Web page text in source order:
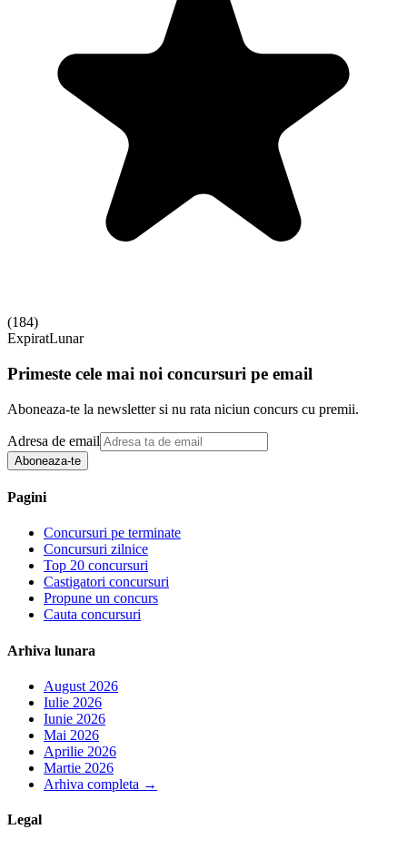
(184)
ExpiratLunar
Primeste cele mai noi concursuri pe email
Aboneaza-te la newsletter si nu rata niciun concurs cu premii.
Adresa de email
Aboneaza-te
Pagini
Concursuri pe terminate
Concursuri zilnice
Top 20 concursuri
Castigatori concursuri
Propune un concurs
Cauta concursuri
Arhiva lunara
August 2026
Iulie 2026
Iunie 2026
Mai 2026
Aprilie 2026
Martie 2026
Arhiva completa →
Legal